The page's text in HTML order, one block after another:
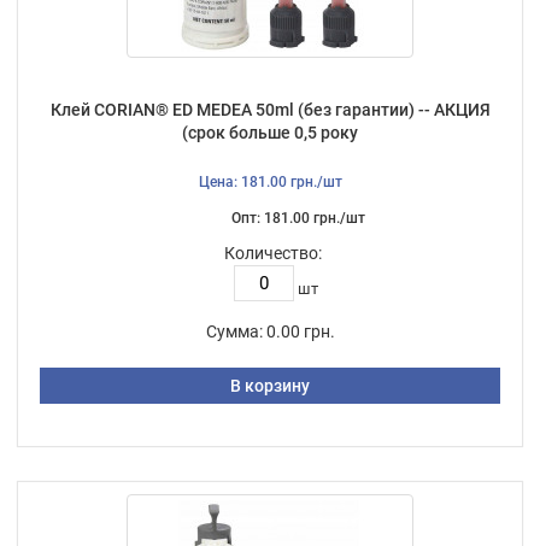
Клей CORIAN® ED MEDEA 50ml (без гарантии) -- АКЦИЯ
(срок больше 0,5 року
Цена: 181.00 грн./шт
Опт: 181.00 грн./шт
Количество:
шт
Сумма: 0.00 грн.
В корзину